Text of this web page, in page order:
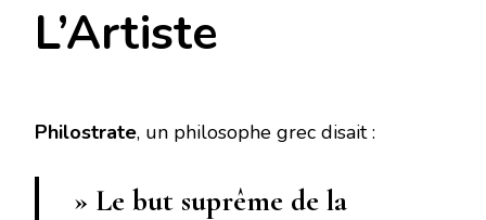
L’Artiste
Philostrate, un philosophe grec disait :
» Le but suprême de la